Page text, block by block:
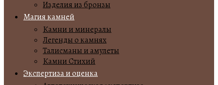
Изделия из бронзы
Магия камней
Камни и минералы
Легенды о камнях
Талисманы и амулеты
Камни Стихий
Экспертиза и оценка